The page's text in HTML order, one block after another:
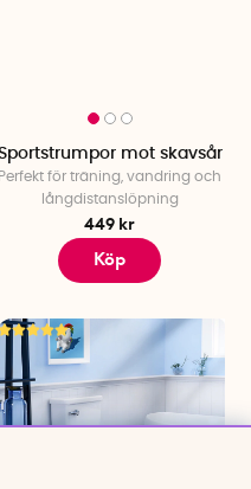
mot skavsår
Perfekt för träning, vandring och
långdistanslöpning
449 kr
Köp